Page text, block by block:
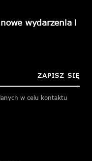
wydarzenia i
ZAPISZ SIĘ
w celu kontaktu